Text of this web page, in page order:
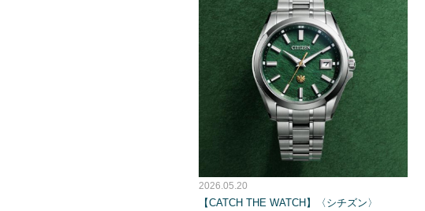
2026.05.20
【CATCH THE WATCH】〈シチズン〉